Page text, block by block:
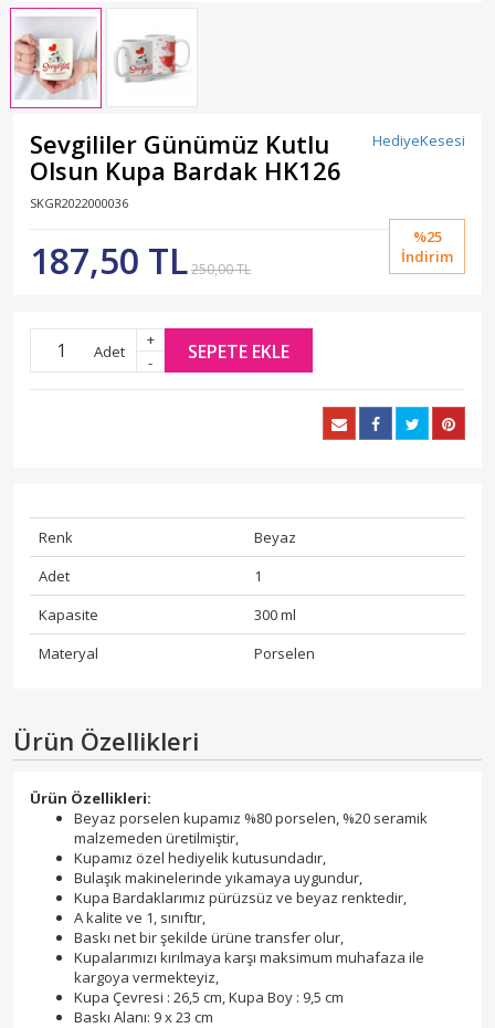
HediyeKesesi
Sevgililer Günümüz Kutlu
Olsun Kupa Bardak HK126
SKGR2022000036
%25
İndirim
187,50 TL250,00 TL
Adet
+
-
SEPETE EKLE
Renk
Beyaz
Adet
1
Kapasite
300 ml
Materyal
Porselen
Ürün Özellikleri
Ürün Özellikleri:
Beyaz porselen kupamız %80 porselen, %20 seramik
malzemeden üretilmiştir,
Kupamız özel hediyelik kutusundadır,
Bulaşık makinelerinde yıkamaya uygundur,
Kupa Bardaklarımız pürüzsüz ve beyaz renktedir,
A kalite ve 1, sınıftır,
Baskı net bir şekilde ürüne transfer olur,
Kupalarımızı kırılmaya karşı maksimum muhafaza ile
kargoya vermekteyiz,
Kupa Çevresi : 26,5 cm, Kupa Boy : 9,5 cm
Baskı Alanı: 9 x 23 cm